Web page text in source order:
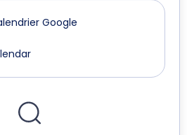
Google